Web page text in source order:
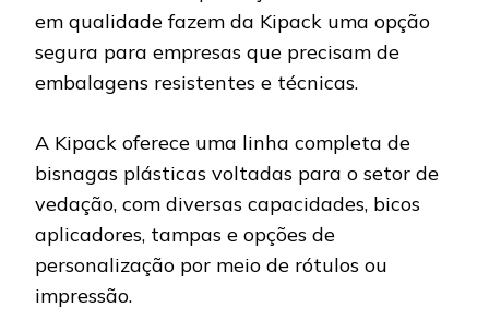
em qualidade fazem da Kipack uma opção
segura para empresas que precisam de
embalagens resistentes e técnicas.
A Kipack oferece uma linha completa de
bisnagas plásticas voltadas para o setor de
vedação, com diversas capacidades, bicos
aplicadores, tampas e opções de
personalização por meio de rótulos ou
impressão.